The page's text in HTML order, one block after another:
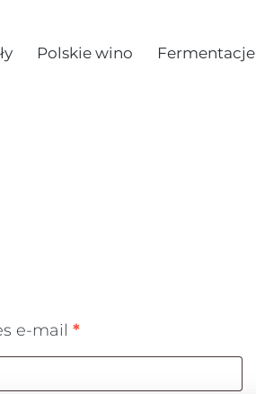
Polskie wino Fermentacje
e-mail *